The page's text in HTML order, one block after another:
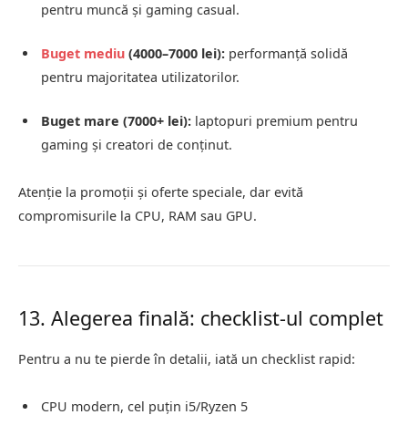
pentru muncă și gaming casual.
Buget mediu (4000–7000 lei): performanță solidă
pentru majoritatea utilizatorilor.
Buget mare (7000+ lei): laptopuri premium pentru
gaming și creatori de conținut.
Atenție la promoții și oferte speciale, dar evită
compromisurile la CPU, RAM sau GPU.
13. Alegerea finală: checklist-ul complet
Pentru a nu te pierde în detalii, iată un checklist rapid:
CPU modern, cel puțin i5/Ryzen 5